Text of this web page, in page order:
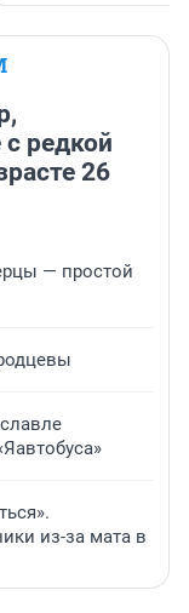
редкой
26
— простой
из-за мата в